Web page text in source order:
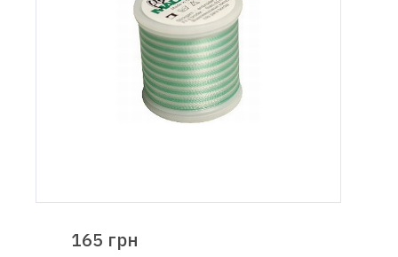
Гарантия
165 грн